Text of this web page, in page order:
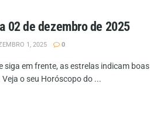
02 de dezembro de 2025
1, 2025 0
siga em frente, as estrelas indicam boas
o seu Horóscopo do ...